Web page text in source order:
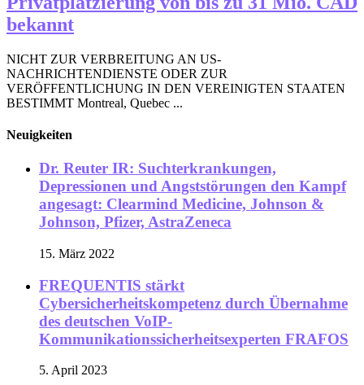
bekannt
NICHT ZUR VERBREITUNG AN US-
NACHRICHTENDIENSTE ODER ZUR
VERÖFFENTLICHUNG IN DEN VEREINIGTEN STAATEN
BESTIMMT Montreal, Quebec ...
Neuigkeiten
Dr. Reuter IR: Suchterkrankungen,
Depressionen und Angststörungen den Kampf
angesagt: Clearmind Medicine, Johnson &
Johnson, Pfizer, AstraZeneca
15. März 2022
FREQUENTIS stärkt
Cybersicherheitskompetenz durch Übernahme
des deutschen VoIP-
Kommunikationssicherheitsexperten FRAFOS
5. April 2023